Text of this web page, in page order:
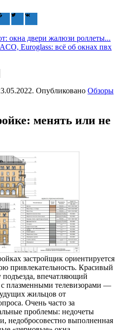
окна двери жалюзи роллеты...
Euroglass: всё об окнах пвх
. Опубликовано Обзоры
менять или не
застройщик ориентируется
привлекательность. Красивый
впечатляющий
плазменными телевизорами —
жильцов от
Очень часто за
проблемы: недочеты
недобросовестно выполненная